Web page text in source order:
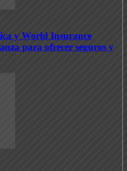
y World Insurance
para ofrecer seguros y